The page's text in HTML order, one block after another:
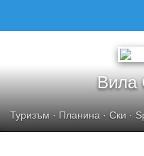
Вила
Туризъм · Планина · Ски ·